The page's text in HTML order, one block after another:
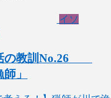
イソ
の教訓No.26
」